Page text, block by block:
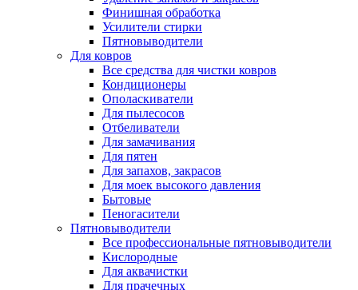
Финишная обработка
Усилители стирки
Пятновыводители
Для ковров
Все средства для чистки ковров
Кондиционеры
Ополаскиватели
Для пылесосов
Отбеливатели
Для замачивания
Для пятен
Для запахов, закрасов
Для моек высокого давления
Бытовые
Пеногасители
Пятновыводители
Все профессиональные пятновыводители
Кислородные
Для аквачистки
Для прачечных